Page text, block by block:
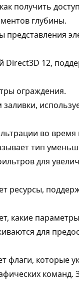
получить
глубины.
представления
Direct3D 12,
ограждения.
заливки,
во время
тип
для
ресурсы,
какие
для
флаги, которые
команд.